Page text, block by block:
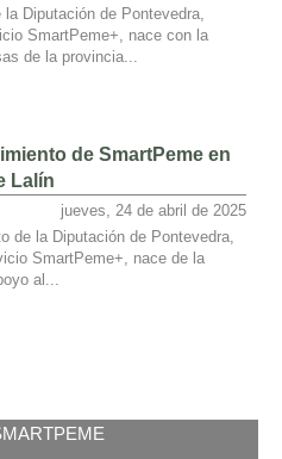
Diputación de Pontevedra,
SmartPeme+, nace con la
de la provincia...
de SmartPeme en
Lalín
jueves, 24 de abril de 2025
de la Diputación de Pontevedra,
SmartPeme+, nace de la
al...